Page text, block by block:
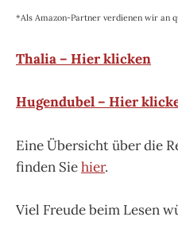
*Als Amazon-Partner verdienen wir an
Thalia – Hier klicken
Hugendubel – Hier
Eine Übersicht über die
finden Siehier.
Viel Freude beim Lesen